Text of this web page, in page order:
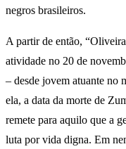
negros brasileiros.
A partir de então,
atividade no 20 de
– desde jovem atuante no
ela, a data da morte de
remete para aquilo que a
luta por vida digna. Em